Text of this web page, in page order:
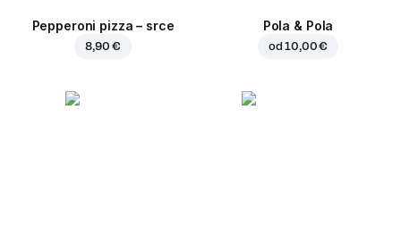
Pepperoni pizza – srce
8,90 €
Pola & Pola
od10,00 €